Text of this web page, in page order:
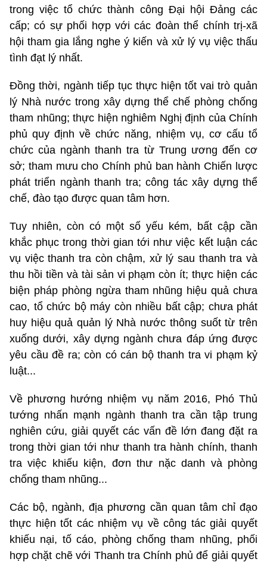
trong việc tổ chức thành công Đại hội Đảng các
cấp; có sự phối hợp với các đoàn thể chính trị-xã
hội tham gia lắng nghe ý kiến và xử lý vụ việc thấu
tình đạt lý nhất.
Đồng thời, ngành tiếp tục thực hiện tốt vai trò quản
lý Nhà nước trong xây dựng thể chế phòng chống
tham nhũng; thực hiện nghiêm Nghị định của Chính
phủ quy định về chức năng, nhiệm vụ, cơ cấu tổ
chức của ngành thanh tra từ Trung ương đến cơ
sở; tham mưu cho Chính phủ ban hành Chiến lược
phát triển ngành thanh tra; công tác xây dựng thể
chế, đào tạo được quan tâm hơn.
Tuy nhiên, còn có một số yếu kém, bất cập cần
khắc phục trong thời gian tới như việc kết luận các
vụ việc thanh tra còn chậm, xử lý sau thanh tra và
thu hồi tiền và tài sản vi phạm còn ít; thực hiện các
biện pháp phòng ngừa tham nhũng hiệu quả chưa
cao, tổ chức bộ máy còn nhiều bất cập; chưa phát
huy hiệu quả quản lý Nhà nước thông suốt từ trên
xuống dưới, xây dựng ngành chưa đáp ứng được
yêu cầu đề ra; còn có cán bộ thanh tra vi phạm kỷ
luật...
Về phương hướng nhiệm vụ năm 2016, Phó Thủ
tướng nhấn mạnh ngành thanh tra cần tập trung
nghiên cứu, giải quyết các vấn đề lớn đang đặt ra
trong thời gian tới như thanh tra hành chính, thanh
tra việc khiếu kiện, đơn thư nặc danh và phòng
chống tham nhũng...
Các bộ, ngành, địa phương cần quan tâm chỉ đạo
thực hiện tốt các nhiệm vụ về công tác giải quyết
khiếu nại, tố cáo, phòng chống tham nhũng, phối
hợp chặt chẽ với Thanh tra Chính phủ để giải quyết